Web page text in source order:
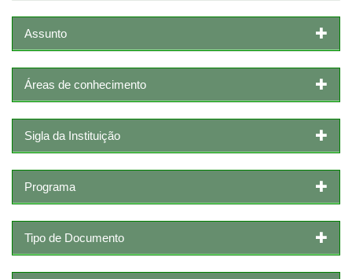
Assunto
Áreas de conhecimento
Sigla da Instituição
Programa
Tipo de Documento